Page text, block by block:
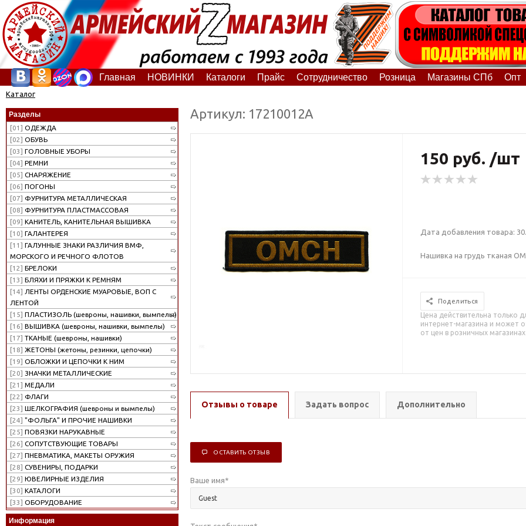
Главная НОВИНКИ Каталоги Прайс Сотрудничество Розница Магазины СПб Опт
Каталог
Разделы
[01] ОДЕЖДА
[02] ОБУВЬ
[03] ГОЛОВНЫЕ УБОРЫ
[04] РЕМНИ
[05] СНАРЯЖЕНИЕ
[06] ПОГОНЫ
[07] ФУРНИТУРА МЕТАЛЛИЧЕСКАЯ
[08] ФУРНИТУРА ПЛАСТМАССОВАЯ
[09] КАНИТЕЛЬ, КАНИТЕЛЬНАЯ ВЫШИВКА
[10] ГАЛАНТЕРЕЯ
[11] ГАЛУННЫЕ ЗНАКИ РАЗЛИЧИЯ ВМФ,
МОРСКОГО И РЕЧНОГО ФЛОТОВ
[12] БРЕЛОКИ
[13] БЛЯХИ И ПРЯЖКИ К РЕМНЯМ
[14] ЛЕНТЫ ОРДЕНСКИЕ МУАРОВЫЕ, ВОП С
ЛЕНТОЙ
[15] ПЛАСТИЗОЛЬ (шевроны, нашивки, вымпелы)
[16] ВЫШИВКА (шевроны, нашивки, вымпелы)
[17] ТКАНЫЕ (шевроны, нашивки)
[18] ЖЕТОНЫ (жетоны, резинки, цепочки)
[19] ОБЛОЖКИ И ЦЕПОЧКИ К НИМ
[20] ЗНАЧКИ МЕТАЛЛИЧЕСКИЕ
[21] МЕДАЛИ
[22] ФЛАГИ
[23] ШЕЛКОГРАФИЯ (шевроны и вымпелы)
[24] "ФОЛЬГА" И ПРОЧИЕ НАШИВКИ
[25] ПОВЯЗКИ НАРУКАВНЫЕ
[26] СОПУТСТВУЮЩИЕ ТОВАРЫ
[27] ПНЕВМАТИКА, МАКЕТЫ ОРУЖИЯ
[28] СУВЕНИРЫ, ПОДАРКИ
[29] ЮВЕЛИРНЫЕ ИЗДЕЛИЯ
[30] КАТАЛОГИ
[33] ОБОРУДОВАНИЕ
Информация
Артикул: 17210012А
150 руб. /шт
Дата добавления товара:
Нашивка на грудь тканая
Поделиться
Цена действительна только
интернет-магазина и может
от цен в розничных магазинах
Отзывы о товаре Задать вопрос Дополнительно
ОСТАВИТЬ ОТЗЫВ
Ваше имя*